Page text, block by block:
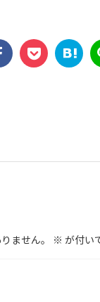
ません。 ※ が付い